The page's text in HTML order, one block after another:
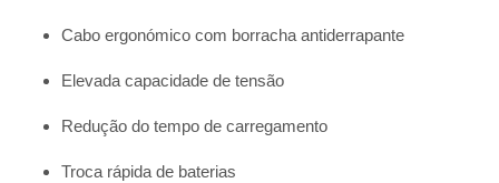
Cabo ergonómico com borracha antiderrapante
Elevada capacidade de tensão
Redução do tempo de carregamento
Troca rápida de baterias